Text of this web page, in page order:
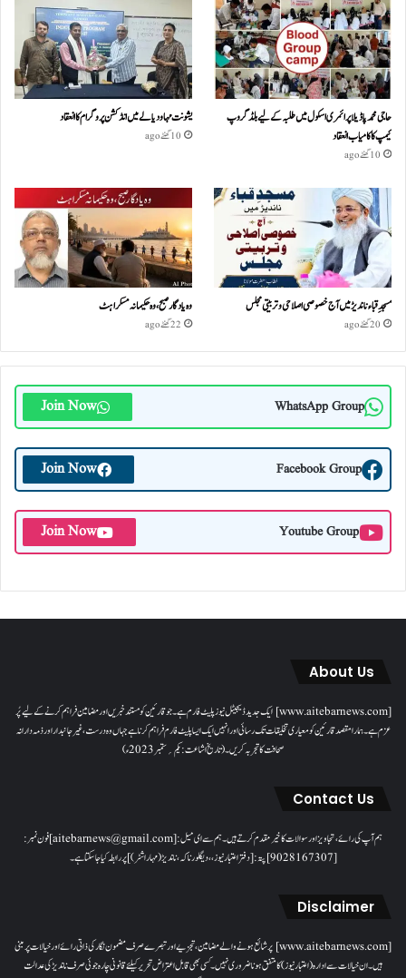
حاجی محمد پاڈیلا پرائمری اسکول میں طلبہ کے لیے بلڈ گروپ
کیمپ کا کامیاب انعقاد
10 گھنٹے ago
یشونت مہا ودیالے میں انڈکشن پروگرام کا انعقاد
10 گھنٹے ago
مسجدِ قباء ناندیڑ میں آج خصوصی اصلاحی و تربیتی مجلس
20 گھنٹے ago
وہ یادگار صبح، وہ حکیمانہ مسکراہٹ
22 گھنٹے ago
WhatsApp Group
Join Now
Facebook Group
Join Now
Youtube Group
Join Now
About Us
[www.aitebarnews.com] ایک جدید ڈیجیٹل نیوز پلیٹ فارم ہے۔ جو قارئین کو مستند خبریں اور مضامین فراہم کرنے کے لیے پُر
عزم ہے۔ ہمارا مقصدقارئین کو معیاری تخلیقات تک رسائی اور انہیں ایک ایسا پلیٹ فارم فراہم کرنا ہے جہاں وہ درست، غیر جانبدار اور ذمہ دارانہ
صحافت کا تجربہ کریں۔( تاریخ اشاعت : یکم؍ ستمبر 2023ء)
Contact Us
ہم آپ کی رائے، تجاویز اور سوالات کا خیرمقدم کرتے ہیں۔ ہم سےای میل: [aitebarnews@gmail.com]فون نمبر:
[9028167307]پتہ: [دفتر اعتبار نیوز، ، دیگلور ناکہ، ناندیڑ(مہاراشٹر) ] پر رابطہ کیا جاسکتا ہے۔
Disclaimer
[www.aitebarnews.com] پر شائع ہونے والے مضامین، تجزیے اور تبصرے صرف مضمون نگار کی ذاتی رائے اور خیالات پر مبنی
ہیں۔ ان خیالات سے ادارہ (اعتبار نیوز) کا متفق ہونا ضروری نہیں۔ کسی بھی قابل اعتراض تحریر کیلئے قانونی چارہ جوئی صرف ناندیڑ کی عدالت